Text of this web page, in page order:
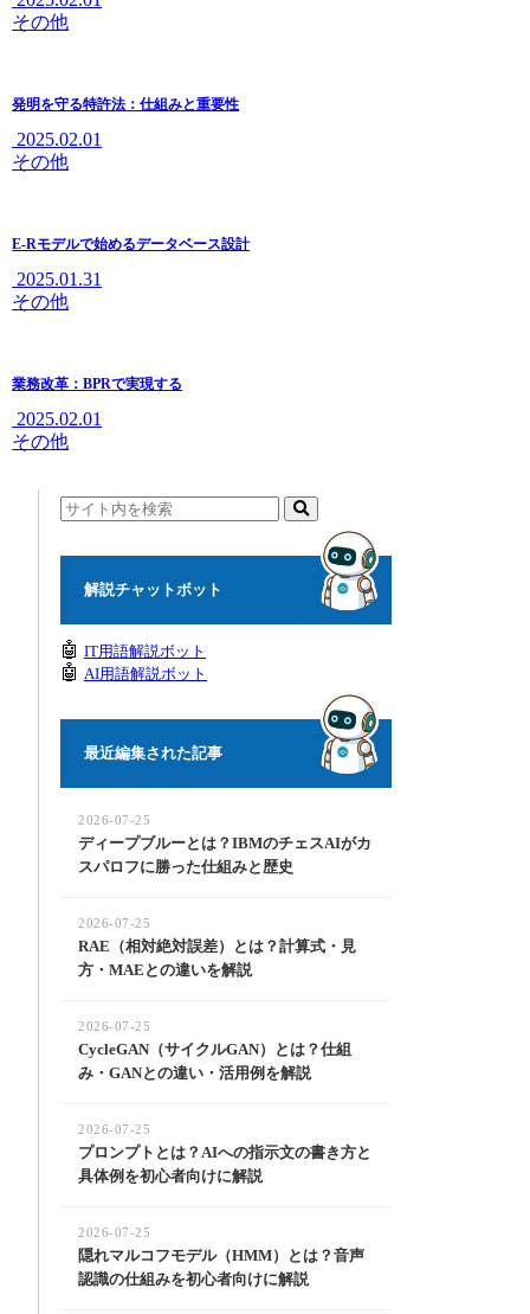
その他
発明を守る特許法：仕組みと重要性
2025.02.01
その他
E-Rモデルで始めるデータベース設計
2025.01.31
その他
業務改革：BPRで実現する
2025.02.01
その他
解説チャットボット
🤖 IT用語解説ボット
🤖 AI用語解説ボット
最近編集された記事
ディープブルーとは？IBMのチェスAIがカ
スパロフに勝った仕組みと歴史
2026-07-25
RAE（相対絶対誤差）とは？計算式・見
方・MAEとの違いを解説
2026-07-25
CycleGAN（サイクルGAN）とは？仕組
み・GANとの違い・活用例を解説
2026-07-25
プロンプトとは？AIへの指示文の書き方と
具体例を初心者向けに解説
2026-07-25
隠れマルコフモデル（HMM）とは？音声
認識の仕組みを初心者向けに解説
2026-07-25